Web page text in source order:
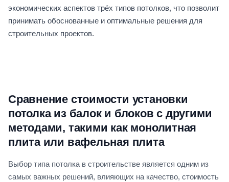
экономических аспектов трёх типов потолков, что позволит
принимать обоснованные и оптимальные решения для
строительных проектов.
Сравнение стоимости установки
потолка из балок и блоков с другими
методами, такими как монолитная
плита или вафельная плита
Выбор типа потолка в строительстве является одним из
самых важных решений, влияющих на качество, стоимость